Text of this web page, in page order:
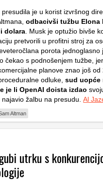
je u korist izvršnog
odbacivši tužbu Elona
dolara. Musk je optužio bivše
pretvorili u profitni stroj za
porota jednoglasno
čekao s podnošenjem tužbe,
planove znao još od
odluke, sud uopće
je li OpenAI doista izdao
žalbu na presudu. Al
Altman
utrku s